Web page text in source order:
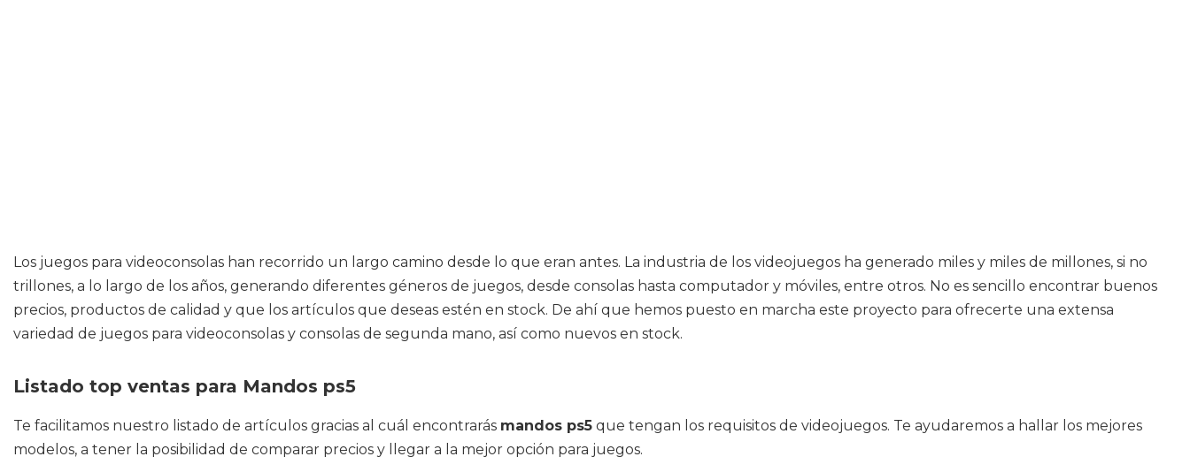
Los juegos para videoconsolas han recorrido un largo camino desde lo que eran antes. La industria de los videojuegos ha generado miles y miles de millones, si no
trillones, a lo largo de los años, generando diferentes géneros de juegos, desde consolas hasta computador y móviles, entre otros. No es sencillo encontrar buenos
precios, productos de calidad y que los artículos que deseas estén en stock. De ahí que hemos puesto en marcha este proyecto para ofrecerte una extensa
variedad de juegos para videoconsolas y consolas de segunda mano, así como nuevos en stock.
Listado top ventas para Mandos ps5
Te facilitamos nuestro listado de artículos gracias al cuál encontrarás mandos ps5 que tengan los requisitos de videojuegos. Te ayudaremos a hallar los mejores
modelos, a tener la posibilidad de comparar precios y llegar a la mejor opción para juegos.